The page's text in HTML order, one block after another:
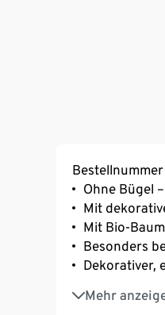
Ohne Bügel
Mit
Mit Bio-
Besonders
Dekorativer,
Mehr
Mit